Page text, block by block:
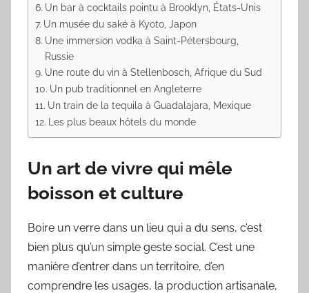
Un bar à cocktails pointu à Brooklyn, États-Unis
Un musée du saké à Kyoto, Japon
Une immersion vodka à Saint-Pétersbourg,
Russie
Une route du vin à Stellenbosch, Afrique du Sud
Un pub traditionnel en Angleterre
Un train de la tequila à Guadalajara, Mexique
Les plus beaux hôtels du monde
Un art de vivre qui mêle
boisson et culture
Boire un verre dans un lieu qui a du sens, c’est
bien plus qu’un simple geste social. C’est une
manière d’entrer dans un territoire, d’en
comprendre les usages, la production artisanale,